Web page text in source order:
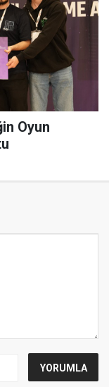
Oyun